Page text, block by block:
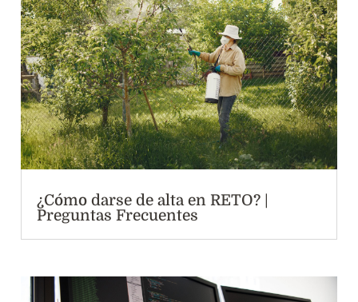
¿Cómo darse de alta en RETO? |
Preguntas Frecuentes
Otras noticias interesantes